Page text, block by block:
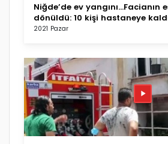
Niğde’de ev yangını...Facianın
dönüldü: 10 kişi hastaneye
2021 Pazar